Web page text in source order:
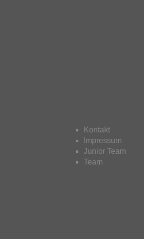
Kontakt
Impressum
Junior Team
Team